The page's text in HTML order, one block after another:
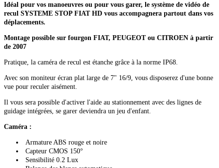
Idéal pour vos manoeuvres ou pour vous garer, le système de vidéo de
recul SYSTEME STOP FIAT HD vous accompagnera partout dans vos
déplacements.
Montage possible sur fourgon FIAT, PEUGEOT ou CITROEN à partir
de 2007
Pratique, la caméra de recul est étanche grâce à la norme IP68.
Avec son moniteur écran plat large de 7" 16/9, vous disposerez d'une bonne
vue pour reculer aisément.
Il vous sera possible d'activer l'aide au stationnement avec des lignes de
guidage intégrées, se garer deviendra un jeu d'enfant.
Caméra :
Armature ABS rouge et noire
Capteur CMOS 150°
Sensibilité 0.2 Lux